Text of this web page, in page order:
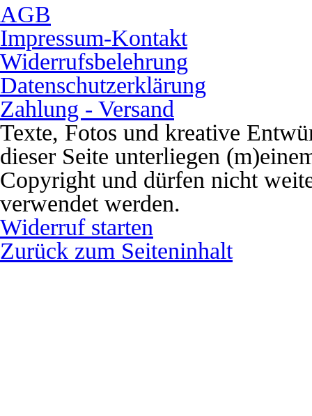
AGB
Impressum-Kontakt
Widerrufsbelehrung
Datenschutzerklärung
Zahlung - Versand
Texte, Fotos und kreative
dieser Seite unterliegen
Copyright und dürfen nicht
verwendet werden.
Widerruf starten
Zurück zum Seiteninhalt